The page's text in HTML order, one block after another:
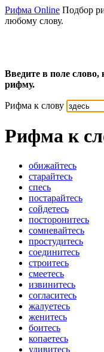
Рифма Online Подбор
любому слову.
Введите в поле слово,
рифму.
Рифма к слову
Рифма к
обижайтесь
старайтесь
спесь
постарайтесь
сойдетесь
посторонитесь
сомневайтесь
простудитесь
соединитесь
строитесь
смеетесь
извинитесь
согласитесь
жалуетесь
женитесь
боитесь
копаетесь
удивитесь